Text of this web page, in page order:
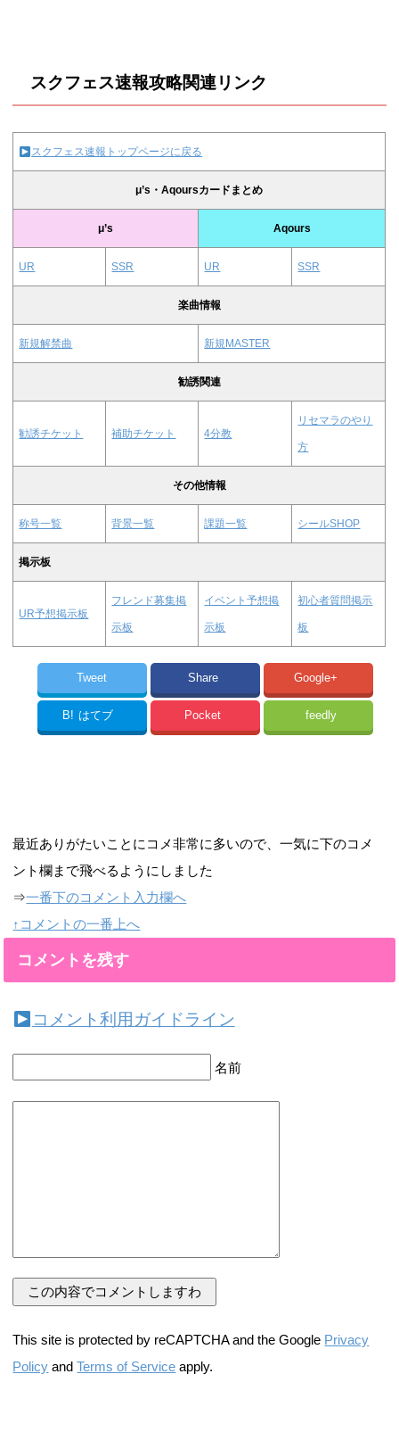
スクフェス速報攻略関連リンク
スクフェス速報トップページに戻る
μ’s・Aqoursカードまとめ
μ’s Aqours
UR SSR UR SSR
楽曲情報
新規解禁曲 新規MASTER
勧誘関連
勧誘チケット 補助チケット 4分教
リセマラのやり
方
その他情報
称号一覧 背景一覧 課題一覧 シールSHOP
掲示板
UR予想掲示板
フレンド募集掲
示板
イベント予想掲
示板
初心者質問掲示
板
Tweet Share Google+
B! はてブ Pocket feedly
最近ありがたいことにコメ非常に多いので、一気に下のコメ
ント欄まで飛べるようにしました
⇒一番下のコメント入力欄へ
↑コメントの一番上へ
コメントを残す
コメント利用ガイドライン
名前
This site is protected by reCAPTCHA and the Google Privacy
Policy andTerms of Service apply.